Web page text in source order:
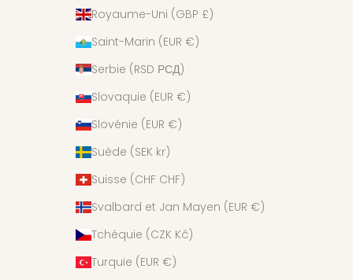
Royaume-Uni (GBP £)
Saint-Marin (EUR €)
Serbie (RSD РСД)
Slovaquie (EUR €)
Slovénie (EUR €)
Suède (SEK kr)
Suisse (CHF CHF)
Svalbard et Jan Mayen (EUR €)
Tchéquie (CZK Kč)
Turquie (EUR €)